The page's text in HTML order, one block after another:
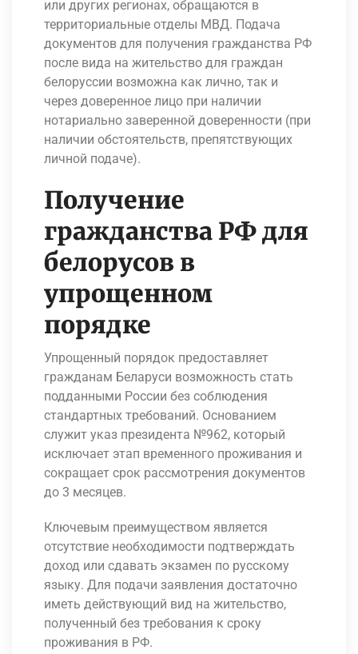
или других регионах, обращаются в
территориальные отделы МВД. Подача
документов для получения гражданства РФ
после вида на жительство для граждан
белоруссии возможна как лично, так и
через доверенное лицо при наличии
нотариально заверенной доверенности (при
наличии обстоятельств, препятствующих
личной подаче).
Получение
гражданства РФ для
белорусов в
упрощенном
порядке
Упрощенный порядок предоставляет
гражданам Беларуси возможность стать
подданными России без соблюдения
стандартных требований. Основанием
служит указ президента №962, который
исключает этап временного проживания и
сокращает срок рассмотрения документов
до 3 месяцев.
Ключевым преимуществом является
отсутствие необходимости подтверждать
доход или сдавать экзамен по русскому
языку. Для подачи заявления достаточно
иметь действующий вид на жительство,
полученный без требования к сроку
проживания в РФ.